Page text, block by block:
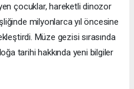
çocuklar, hareketli dinozor
milyonlarca yıl öncesine
Müze gezisi sırasında
tarihi hakkında yeni bilgiler